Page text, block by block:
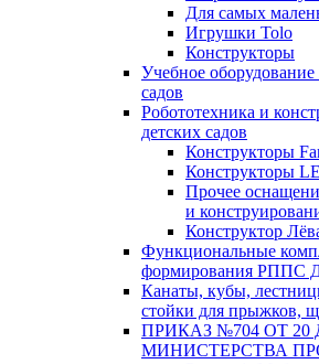
Для самых
Игрушки Tolo
Конструкторы
Учебное
садов
Робототехника и
детских садов
Конструкторы
Конструкторы
Прочее
и
Конструктор
Функциональные
формирования РППС
Канаты, кубы,
стойки для прыжков,
ПРИКАЗ №704 ОТ 20
МИНИСТЕРСТВА